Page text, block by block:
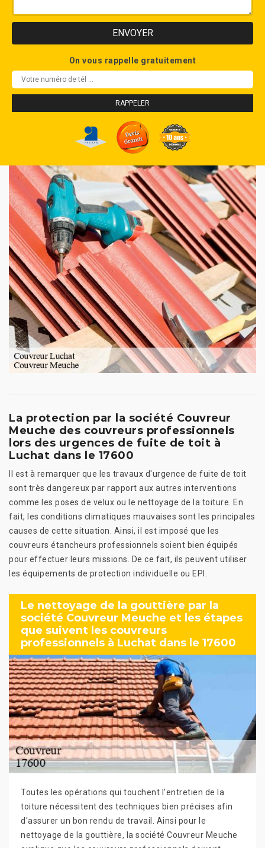
On vous rappelle gratuitement
La protection par la société Couvreur
Meuche des couvreurs professionnels
lors des urgences de fuite de toit à
Luchat dans le 17600
Il est à remarquer que les travaux d'urgence de fuite de toit
sont très dangereux par rapport aux autres interventions
comme les poses de velux ou le nettoyage de la toiture. En
fait, les conditions climatiques mauvaises sont les principales
causes de cette situation. Ainsi, il est imposé que les
couvreurs étancheurs professionnels soient bien équipés
pour effectuer leurs missions. De ce fait, ils peuvent utiliser
les équipements de protection individuelle ou EPI.
Le nettoyage de la gouttière par la
société Couvreur Meuche et les étapes
que suivent les couvreurs
professionnels à Luchat dans le 17600
Toutes les opérations qui touchent l'entretien de la
toiture nécessitent des techniques bien précises afin
d'assurer un bon rendu de travail. Ainsi pour le
nettoyage de la gouttière, la société Couvreur Meuche